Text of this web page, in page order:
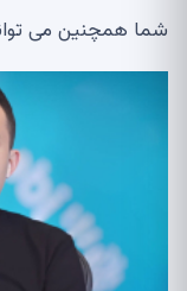
شما همچنین می